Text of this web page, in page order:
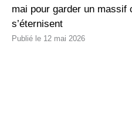
mai pour garder un massif
s’éternisent
12 mai 2026